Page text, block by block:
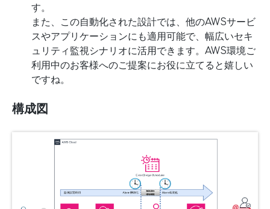
す。
また、この自動化された設計では、他のAWSサービ
スやアプリケーションにも適用可能で、幅広いセキ
ュリティ監視シナリオに活用できます。AWS環境ご
利用中のお客様へのご提案にお役に立てると嬉しい
ですね。
構成図